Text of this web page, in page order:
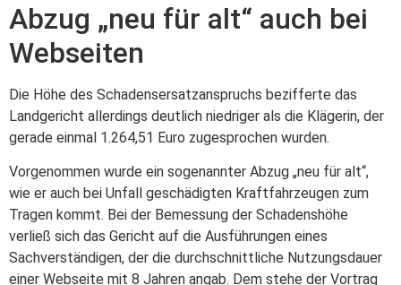
Abzug „neu für alt“ auch bei
Webseiten
Die Höhe des Schadensersatzanspruchs bezifferte das
Landgericht allerdings deutlich niedriger als die Klägerin, der
gerade einmal 1.264,51 Euro zugesprochen wurden.
Vorgenommen wurde ein sogenannter Abzug „neu für alt“,
wie er auch bei Unfall geschädigten Kraftfahrzeugen zum
Tragen kommt. Bei der Bemessung der Schadenshöhe
verließ sich das Gericht auf die Ausführungen eines
Sachverständigen, der die durchschnittliche Nutzungsdauer
einer Webseite mit 8 Jahren angab. Dem stehe der Vortrag